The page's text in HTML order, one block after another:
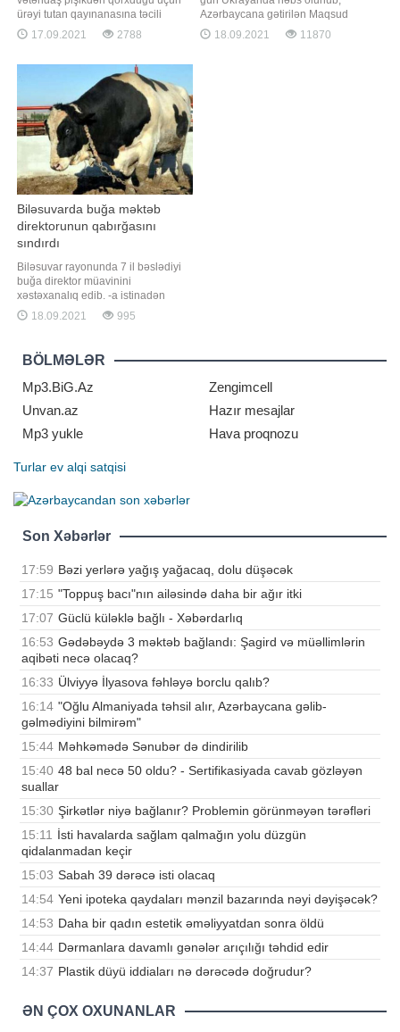
ürəyi tutan qayınanasına təcili
yardım əməkdaşının laqeyd
yanaşdığı və ona "bismillah"
şəxs cəzalandırılıb. " "a istinadən
xəbər verir ki, Tibbi Ərazi
Bölmələrini İdarəetmə Birliyində
17.09.2021 2788
Azərbaycana gətirilən Maqsud
Mahmudovla bağlı paylaşım edib. -
a istinadən xəbər verir ki, tanınmış
18.09.2021 11870
Biləsuvarda buğa məktəb
direktorunun qabırğasını
sındırdı
Biləsuvar rayonunda 7 il bəslədiyi
buğa direktor müavinini
xəstəxanalıq edib. -a istinadən
xəbər verir ki, hadisə rayonun Aşağı
Cürəli kəndində məktəb direktoru
olub. Hacıyev həyətyanı sahədəki
təssərrüfatında mal-qaraya qulluq
edərkən buğa ona qəfil hücum edib.
Nəticəd
18.09.2021 995
BÖLMƏLƏR
Mp3.BiG.Az
Zengimcell
Unvan.az
Hazır mesajlar
Mp3 yukle
Hava proqnozu
Turlar ev alqi satqisi
Son Xəbərlər
17:59 Bəzi yerlərə yağış yağacaq, dolu düşəcək
17:15 "Toppuş bacı"nın ailəsində daha bir ağır itki
17:07 Güclü küləklə bağlı - Xəbərdarlıq
16:53 Gədəbəydə 3 məktəb bağlandı: Şagird və müəllimlərin
aqibəti necə olacaq?
16:33 Ülviyyə İlyasova fəhləyə borclu qalıb?
16:14 "Oğlu Almaniyada təhsil alır, Azərbaycana gəlib-
gəlmədiyini bilmirəm"
15:44 Məhkəmədə Sənubər də dindirilib
15:40 48 bal necə 50 oldu? - Sertifikasiyada cavab gözləyən
suallar
15:30 Şirkətlər niyə bağlanır? Problemin görünməyən tərəfləri
15:11 İsti havalarda sağlam qalmağın yolu düzgün
qidalanmadan keçir
15:03 Sabah 39 dərəcə isti olacaq
14:54 Yeni ipoteka qaydaları mənzil bazarında nəyi dəyişəcək?
14:53 Daha bir qadın estetik əməliyyatdan sonra öldü
14:44 Dərmanlara davamlı gənələr arıçılığı təhdid edir
14:37 Plastik düyü iddiaları nə dərəcədə doğrudur?
ƏN ÇOX OXUNANLAR